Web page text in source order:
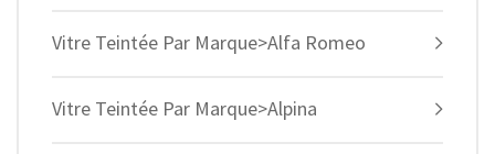
Vitre Teintée Par Marque>Alfa Romeo
Vitre Teintée Par Marque>Alpina